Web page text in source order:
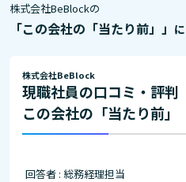
株式会社BeBlockの
「この会社の「当たり前」」
株式会社BeBlock
現職社員の口コミ・評判
この会社の「当たり前」
回答者 : 総務経理担当